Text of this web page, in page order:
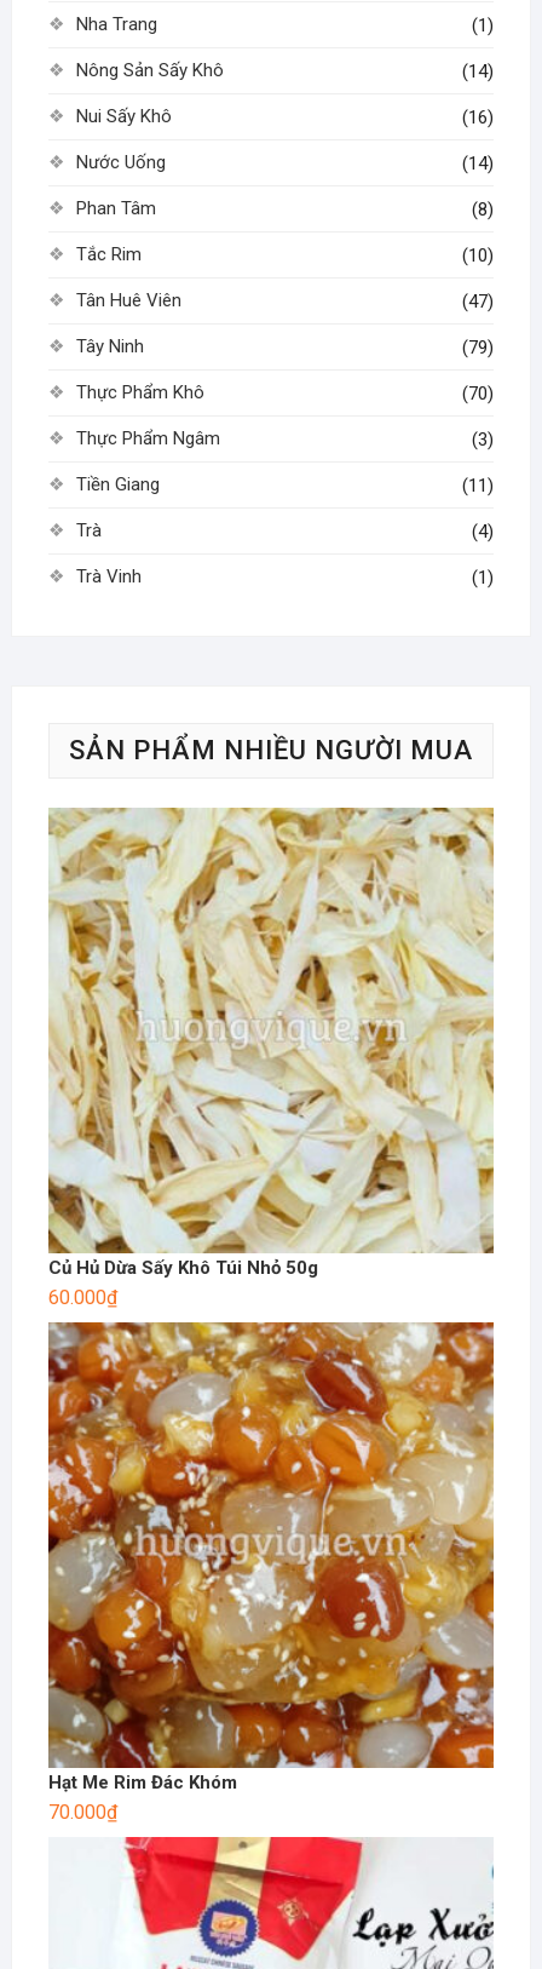
Nha Trang (1)
Nông Sản Sấy Khô (14)
Nui Sấy Khô (16)
Nước Uống (14)
Phan Tâm (8)
Tắc Rim (10)
Tân Huê Viên (47)
Tây Ninh (79)
Thực Phẩm Khô (70)
Thực Phẩm Ngâm (3)
Tiền Giang (11)
Trà (4)
Trà Vinh (1)
SẢN PHẨM NHIỀU NGƯỜI MUA
Củ Hủ Dừa Sấy Khô Túi Nhỏ 50g
60.000₫
Hạt Me Rim Đác Khóm
70.000₫